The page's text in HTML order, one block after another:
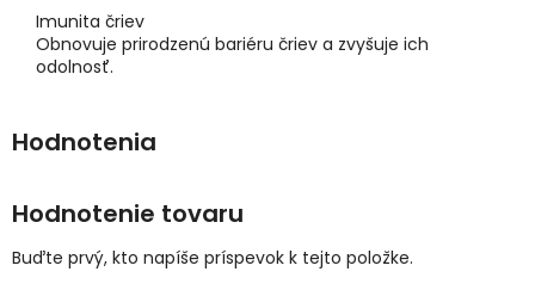
Imunita čriev
Obnovuje prirodzenú bariéru čriev a zvyšuje ich
odolnosť.
Hodnotenie tovaru
Buďte prvý, kto napíše príspevok k tejto položke.